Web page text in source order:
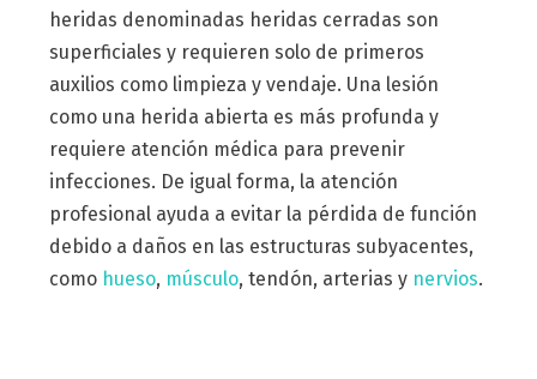
heridas denominadas heridas cerradas son
superficiales y requieren solo de primeros
auxilios como limpieza y vendaje. Una lesión
como una herida abierta es más profunda y
requiere atención médica para prevenir
infecciones. De igual forma, la atención
profesional ayuda a evitar la pérdida de función
debido a daños en las estructuras subyacentes,
como hueso, músculo, tendón, arterias y nervios.